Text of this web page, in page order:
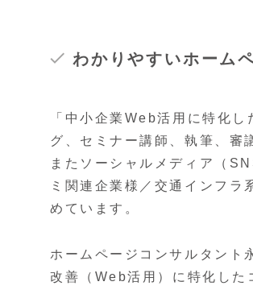
わかりやすいホーム
「中小企業Web活用に特化
グ、セミナー講師、執筆、審
またソーシャルメディア（
ミ関連企業様／交通インフラ
めています。
ホームページコンサルタント
改善（Web活用）に特化した